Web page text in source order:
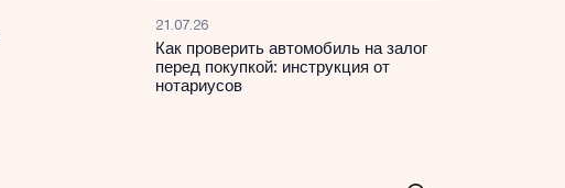
21.07.26
Как проверить автомобиль на залог
перед покупкой: инструкция от
нотариусов